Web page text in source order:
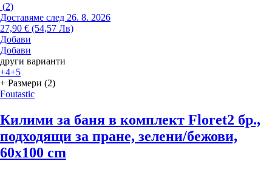
(2)
Доставяме след 26. 8. 2026
27,90 € (54,57 Лв)
Добави
Добави
други варианти
+4+5
+ Размери (2)
Foutastic
Килими за баня в комплект Floret2 бр.,
подходящи за пране, зелени/бежови,
60x100 cm